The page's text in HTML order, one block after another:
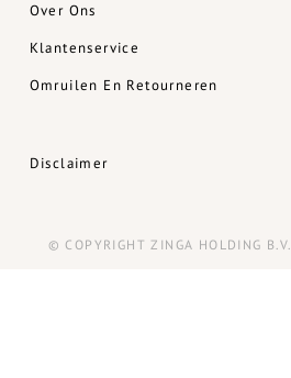
Over Ons
Klantenservice
Omruilen En Retourneren
Disclaimer
© COPYRIGHT ZINGA HOLDING B.V.